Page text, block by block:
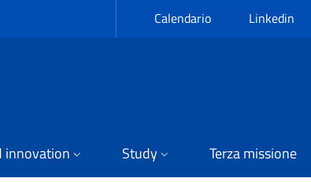
Calendario Linkedin
innovation Study Terza missione